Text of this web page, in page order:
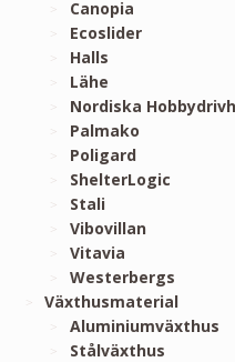
Canopia
Ecoslider
Halls
Lähe
Nordiska
Palmako
Poligard
ShelterLogic
Stali
Vibovillan
Vitavia
Westerbergs
Växthusmaterial
Aluminiumväxthus
Stålväxthus